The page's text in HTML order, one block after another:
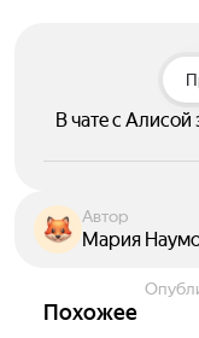
В чате с Алисой
Автор
Мария
Похожее